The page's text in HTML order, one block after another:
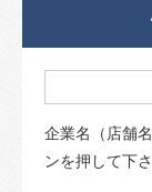
企業名（店舗
ンを押して下さ